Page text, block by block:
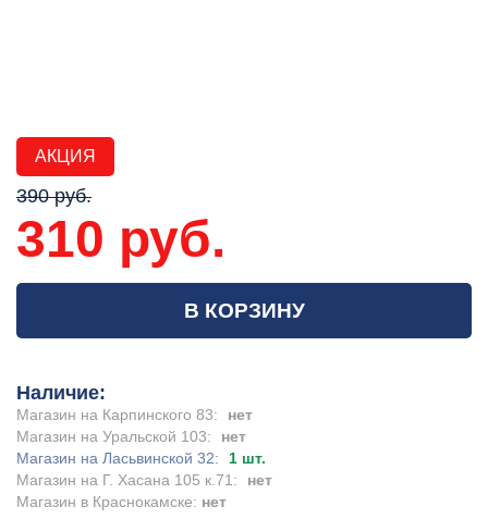
АКЦИЯ
390 руб.
310 руб.
В КОРЗИНУ
Наличие:
Магазин на Карпинского 83:
нет
Магазин на Уральской 103:
нет
Магазин на Ласьвинской 32:
1 шт.
Магазин на Г. Хасана 105 к.71:
нет
Магазин в Краснокамске: нет